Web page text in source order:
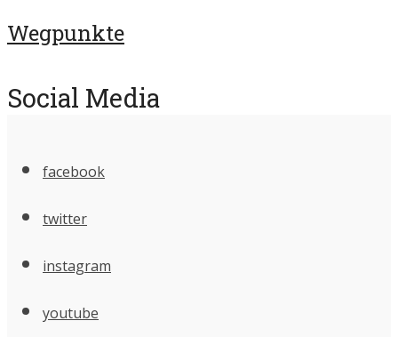
Wegpunkte
Social Media
facebook
twitter
instagram
youtube